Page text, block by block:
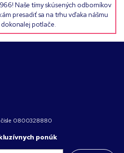
Naše tímy skúsených odborníkov
presadiť sa na trhu vďaka nášmu
potlače.
0800328880
ponúk